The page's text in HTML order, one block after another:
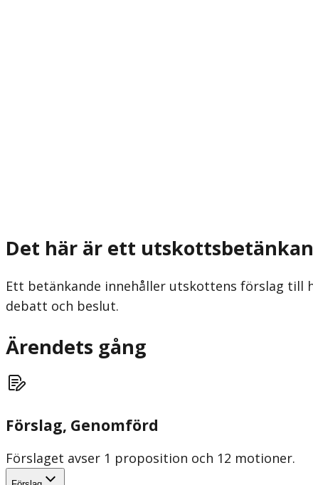
Det här är ett
Ett betänkande innehåller utskottens förslag till
debatt och beslut.
Ärendets gång
Förslag, Genomförd
Förslaget avser 1 proposition och 12 motioner.